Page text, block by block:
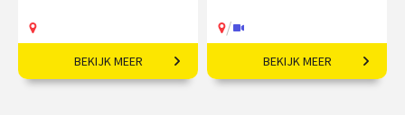
7-daagse reis o.l.v.
Martijn Pieters.
BEKIJK MEER
/
Van Persepolis tot het
moderne Teheran.
BEKIJK MEER